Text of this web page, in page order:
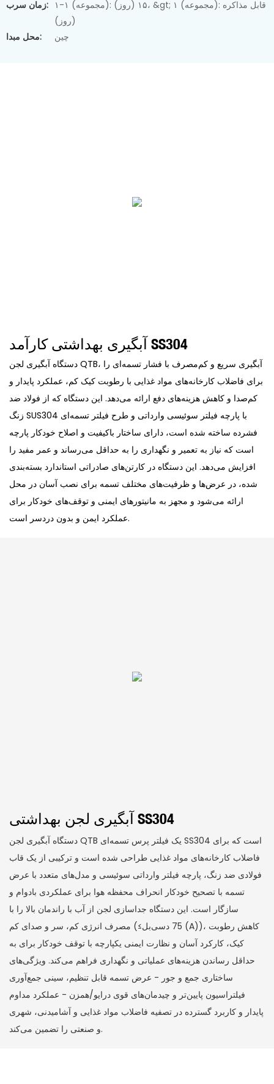
زمان سرب: ۱-۱ (مجموعه): ۱۵ (روز)، &gt; ۱ (مجموعه): قابل مذاکره
(روز)
محل مبدا:
چین
آبگیری بهداشتی کارآمد SS304
دستگاه آبگیری لجن QTB، آبگیری سریع و کم‌مصرف با فشار تسمه‌ای را
برای فاضلاب کارخانه‌های مواد غذایی با رطوبت کیک کم، عملکرد پایدار و
کم‌صدا و کاهش هزینه‌های دفع ارائه می‌دهد. این دستگاه که از فولاد ضد
زنگ SUS304 با پارچه فیلتر سوئیسی وارداتی و طرح فیلتر تسمه‌ای
فشرده ساخته شده است، دارای ساختار باکیفیت و اصلاح خودکار پارچه
است که نیاز به تعمیر و نگهداری را به حداقل می‌رساند و عمر مفید را
افزایش می‌دهد. این دستگاه در کارتن‌های صادراتی استاندارد بسته‌بندی
شده، در عرض‌ها و ظرفیت‌های مختلف تسمه برای نصب آسان در محل
ارائه می‌شود و مجهز به مانیتورهای ایمنی و توقف‌های خودکار برای
عملکرد ایمن و بدون دردسر است.
آبگیری لجن بهداشتی SS304
دستگاه آبگیری لجن QTB یک فیلتر پرس تسمه‌ای SS304 است که برای
فاضلاب کارخانه‌های مواد غذایی طراحی شده است و ترکیبی از یک قاب
فولادی ضد زنگ، پارچه فیلتر وارداتی سوئیسی و مدل‌های متعدد با عرض
تسمه با تصحیح خودکار انحراف محفظه هوا برای عملکردی بادوام و
سازگار است. این دستگاه جداسازی لجن از آب با راندمان بالا را با
مصرف انرژی کم، سر و صدای کم (≤75 دسی‌بل (A))، کاهش رطوبت
کیک، کارکرد آسان و نظارت ایمنی یکپارچه با توقف خودکار برای به
حداقل رساندن هزینه‌های عملیاتی و نگهداری فراهم می‌کند. ویژگی‌های
ساختاری جمع و جور - عرض تسمه قابل تنظیم، سینی جمع‌آوری
فیلتراسیون پایین‌تر و چیدمان‌های قوی درایو/همزن - عملکرد مداوم
پایدار و کاربرد گسترده در تصفیه فاضلاب مواد غذایی و آشامیدنی، شهری
و صنعتی را تضمین می‌کند.